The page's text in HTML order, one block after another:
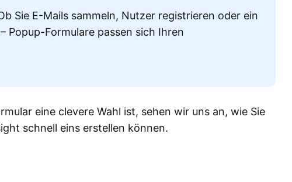
Sie E-Mails sammeln, Nutzer registrieren oder ein
Formulare passen sich Ihren
eine clevere Wahl ist, sehen wir uns an, wie Sie
schnell eins erstellen können.